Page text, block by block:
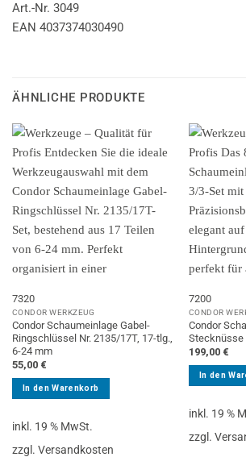
Art.-Nr. 3049
EAN 4037374030490
ÄHNLICHE PRODUKTE
7320
CONDOR WERKZEUG
Condor Schaumeinlage Gabel-
Ringschlüssel Nr. 2135/17T, 17-tlg.,
6-24 mm
55,00 €
In den Warenkorb
inkl. 19 % MwSt.
zzgl. Versandkosten
7200
CONDOR
Condor
Stecknüsse
199,00 €
In den
inkl. 19 %
zzgl.